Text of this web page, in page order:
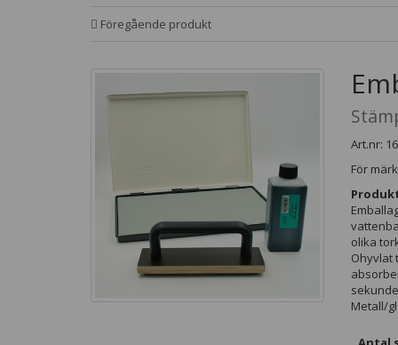
Föregående produkt
Art.nr:
För
olika
Ohyvlat
Metall/